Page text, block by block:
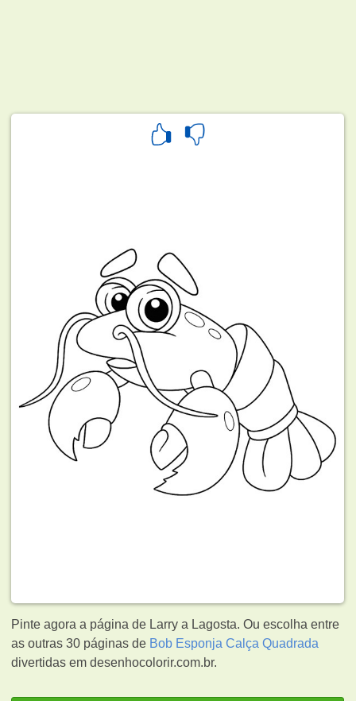
Pinte agora a página de Larry a Lagosta. Ou escolha entre
as outras 30 páginas de Bob Esponja Calça Quadrada
divertidas em desenhocolorir.com.br.